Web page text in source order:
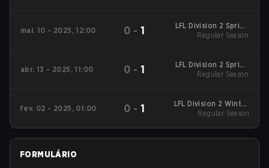
mai. 10 - 2025, 12:00 0 -1
LFL Division 2 Spring
2025 Regular Season
Regular Season
abr. 13 - 2025, 11:00 0 -1
LFL Division 2 Spring
2025 Regular Season
Regular Season
fev. 02 - 2025, 01:00 0 -1
LFL Division 2 Winter
2025 Regular Season
Regular Season
FORMULÁRIO